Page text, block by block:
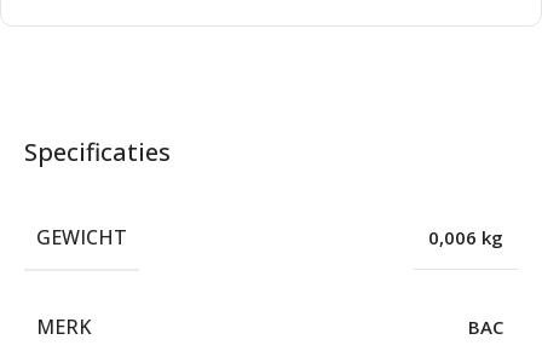
Specificaties
GEWICHT 0,006 kg
MERK BAC